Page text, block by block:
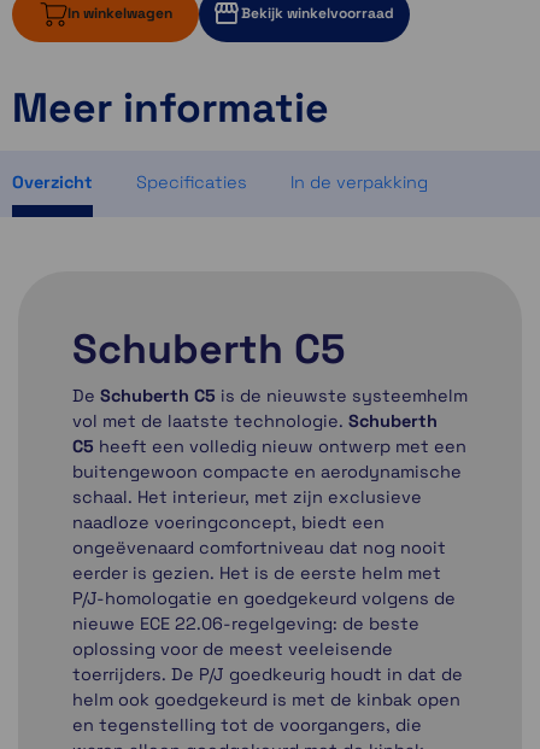
In winkelwagen Bekijk winkelvoorraad
Momenteel even niet op voorraad
Momenteel even niet op voorraad
Meer informatie
Overzicht Specificaties In de verpakking
Schuberth C5
De Schuberth C5 is de nieuwste systeemhelm
vol met de laatste technologie. Schuberth
C5 heeft een volledig nieuw ontwerp met een
buitengewoon compacte en aerodynamische
schaal. Het interieur, met zijn exclusieve
naadloze voeringconcept, biedt een
ongeëvenaard comfortniveau dat nog nooit
eerder is gezien. Het is de eerste helm met
P/J-homologatie en goedgekeurd volgens de
nieuwe ECE 22.06-regelgeving: de beste
oplossing voor de meest veeleisende
toerrijders. De P/J goedkeurig houdt in dat de
helm ook goedgekeurd is met de kinbak open
en tegenstelling tot de voorgangers, die